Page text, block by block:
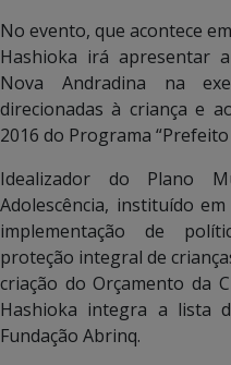
No evento, que acontece
Hashioka irá apresentar
Nova Andradina na
direcionadas à criança e
2016 do Programa
Idealizador do Plano
Adolescência, instituído
implementação de
proteção integral de
criação do Orçamento da
Hashioka integra a lista
Fundação Abrinq.